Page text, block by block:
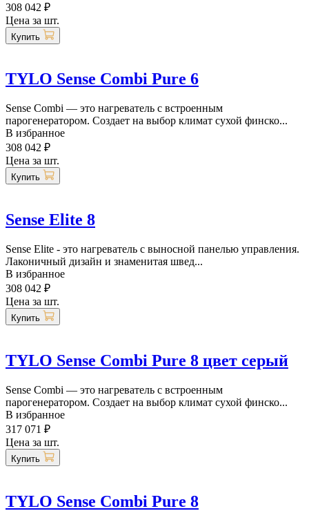
308 042 ₽
Цена за шт.
Купить
TYLO Sense Combi Pure 6
Sense Combi — это нагреватель с встроенным
парогенератором. Создает на выбор климат сухой финско...
В избранное
308 042 ₽
Цена за шт.
Купить
Sense Elite 8
Sense Elite - это нагреватель с выносной панелью управления.
Лаконичный дизайн и знаменитая швед...
В избранное
308 042 ₽
Цена за шт.
Купить
TYLO Sense Combi Pure 8 цвет серый
Sense Combi — это нагреватель с встроенным
парогенератором. Создает на выбор климат сухой финско...
В избранное
317 071 ₽
Цена за шт.
Купить
TYLO Sense Combi Pure 8